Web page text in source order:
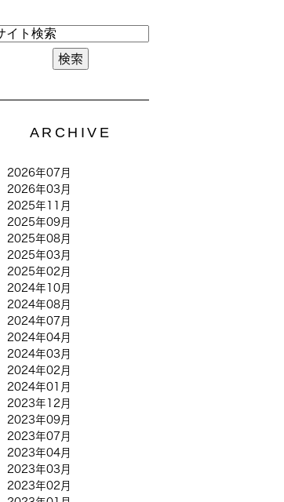
ARCHIVE
2026年07月
2026年03月
2025年11月
2025年09月
2025年08月
2025年03月
2025年02月
2024年10月
2024年08月
2024年07月
2024年04月
2024年03月
2024年02月
2024年01月
2023年12月
2023年09月
2023年07月
2023年04月
2023年03月
2023年02月